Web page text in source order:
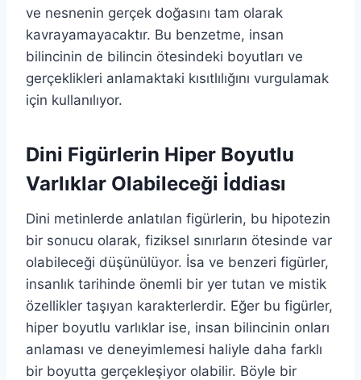
ve nesnenin gerçek doğasını tam olarak
kavrayamayacaktır. Bu benzetme, insan
bilincinin de bilincin ötesindeki boyutları ve
gerçeklikleri anlamaktaki kısıtlılığını vurgulamak
için kullanılıyor.
Dini Figürlerin Hiper Boyutlu
Varlıklar Olabileceği İddiası
Dini metinlerde anlatılan figürlerin, bu hipotezin
bir sonucu olarak, fiziksel sınırların ötesinde var
olabileceği düşünülüyor. İsa ve benzeri figürler,
insanlık tarihinde önemli bir yer tutan ve mistik
özellikler taşıyan karakterlerdir. Eğer bu figürler,
hiper boyutlu varlıklar ise, insan bilincinin onları
anlaması ve deneyimlemesi haliyle daha farklı
bir boyutta gerçekleşiyor olabilir. Böyle bir